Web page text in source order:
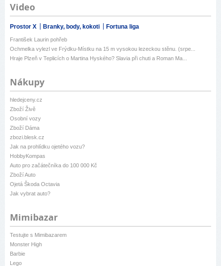
Video
Prostor X Branky, body, kokoti Fortuna liga
František Laurin pohřeb
Ochmelka vylezl ve Frýdku-Místku na 15 m vysokou lezeckou stěnu. (srpe...
Hraje Plzeň v Teplicích o Martina Hyského? Slavia při chuti a Roman Ma...
Nákupy
hledejceny.cz
Zboží Živě
Osobní vozy
Zboží Dáma
zbozi.blesk.cz
Jak na prohlídku ojetého vozu?
HobbyKompas
Auto pro začátečníka do 100 000 Kč
Zboží Auto
Ojetá Škoda Octavia
Jak vybrat auto?
Mimibazar
Testujte s Mimibazarem
Monster High
Barbie
Lego